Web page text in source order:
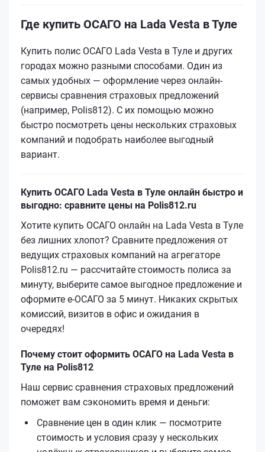
Где купить ОСАГО на Lada Vesta в Туле
Купить полис ОСАГО Lada Vesta в Туле и других
городах можно разными способами. Один из
самых удобных — оформление через онлайн-
сервисы сравнения страховых предложений
(например, Polis812). С их помощью можно
быстро посмотреть цены нескольких страховых
компаний и подобрать наиболее выгодный
вариант.
Купить ОСАГО Lada Vesta в Туле онлайн быстро и
выгодно: сравните цены на Polis812.ru
Хотите купить ОСАГО онлайн на Lada Vesta в Туле
без лишних хлопот? Сравните предложения от
ведущих страховых компаний на агрегаторе
Polis812.ru — рассчитайте стоимость полиса за
минуту, выберите самое выгодное предложение и
оформите е‑ОСАГО за 5 минут. Никаких скрытых
комиссий, визитов в офис и ожидания в
очередях!
Почему стоит оформить ОСАГО на Lada Vesta в
Туле на Polis812
Наш сервис сравнения страховых предложений
поможет вам сэкономить время и деньги:
Сравнение цен в один клик — посмотрите
стоимость и условия сразу у нескольких